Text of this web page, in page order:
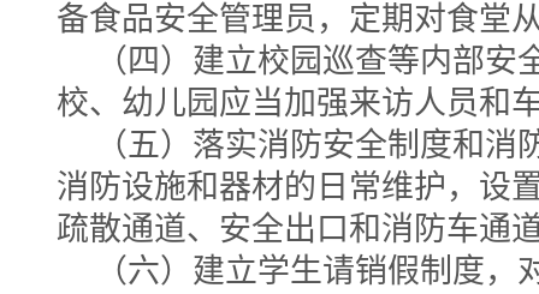
备食品安全管理员，定期对食堂
（四）建立校园巡查等内部安
校、幼儿园应当加强来访人员和
（五）落实消防安全制度和消
消防设施和器材的日常维护，设
疏散通道、安全出口和消防车通
（六）建立学生请销假制度，